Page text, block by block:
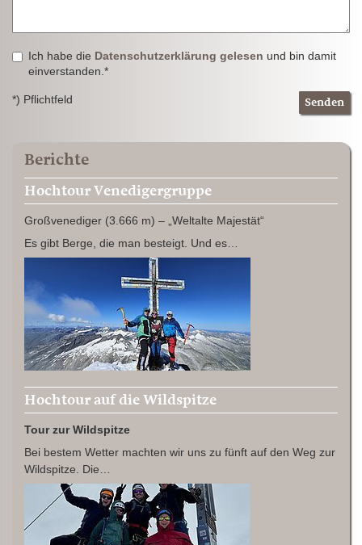
Ich habe die Datenschutzerklärung gelesen und bin damit
einverstanden.*
*) Pflichtfeld Senden
Berichte
Hochtour Venedigergruppe
Großvenediger (3.666 m) – „Weltalte Majestät“
Es gibt Berge, die man besteigt. Und es…
Hochtour auf die Wildspitze
Tour zur Wildspitze
Bei bestem Wetter machten wir uns zu fünft auf den Weg zur
Wildspitze. Die…